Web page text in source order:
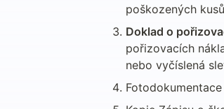
poškozených
Doklad o
pořizovacích
nebo vyčíslená